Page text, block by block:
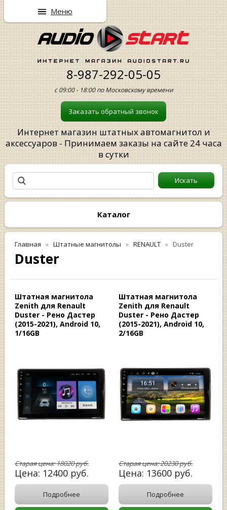
8-987-292-05-05
с 09:00 - 18:00 по Московскому времени
Заказать обратный звонок
Интернет магазин штатных автомагнитол и
аксессуаров - Принимаем заказы на сайте 24 часа
в сутки
Каталог
Главная Штатные магнитолы RENAULT Duster
Duster
Штатная магнитола
Zenith для Renault
Duster - Рено Дастер
(2015-2021), Android 10,
1/16GB
Старая цена:18020руб.
Цена: 12400 руб.
Подробнее
Штатная магнитола
Zenith для Renault
Duster - Рено Дастер
(2015-2021), Android 10,
2/16GB
Старая цена:20230руб.
Цена: 13600 руб.
Подробнее
Меню